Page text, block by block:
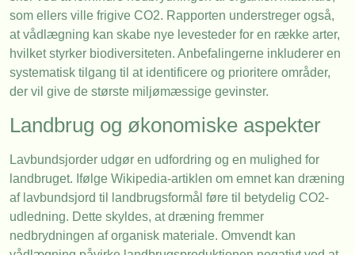
som ellers ville frigive CO2. Rapporten understreger også,
at vådlægning kan skabe nye levesteder for en række arter,
hvilket styrker biodiversiteten. Anbefalingerne inkluderer en
systematisk tilgang til at identificere og prioritere områder,
der vil give de største miljømæssige gevinster.
Landbrug og økonomiske aspekter
Lavbundsjorder udgør en udfordring og en mulighed for
landbruget. Ifølge Wikipedia-artiklen om emnet kan dræning
af lavbundsjord til landbrugsformål føre til betydelig CO2-
udledning. Dette skyldes, at dræning fremmer
nedbrydningen af organisk materiale. Omvendt kan